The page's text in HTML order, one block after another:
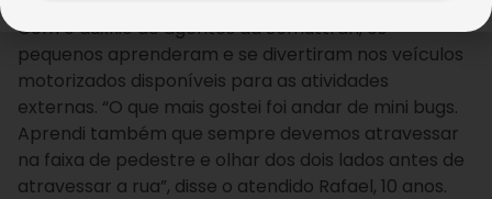
Com o auxílio de agentes da Semuttran, os
pequenos aprenderam e se divertiram nos veículos
motorizados disponíveis para as atividades
externas. “O que mais gostei foi andar de mini bugs.
Aprendi também que sempre devemos atravessar
na faixa de pedestre e olhar dos dois lados antes de
atravessar a rua”, disse o atendido Rafael, 10 anos.